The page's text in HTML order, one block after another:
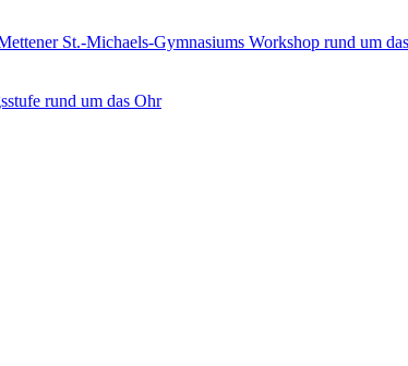
St.-Michaels-Gymnasiums Workshop rund um
rund um das Ohr